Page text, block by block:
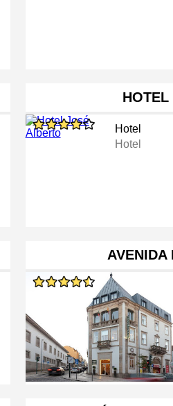
Hotel
Hotel
AVENIDA